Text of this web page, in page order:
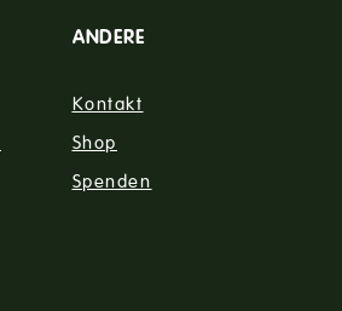
ANDERE
Kontakt
Shop
Spenden